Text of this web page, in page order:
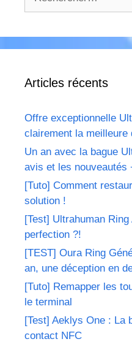
Articles récents
Offre exceptionnelle
clairement la meilleure
Un an avec la bague
avis et les nouveautés
[Tuto] Comment
solution !
[Test] Ultrahuman
perfection ?!
[TEST] Oura Ring
an, une déception en
[Tuto] Remapper les
le terminal
[Test] Aeklys One : La
contact NFC